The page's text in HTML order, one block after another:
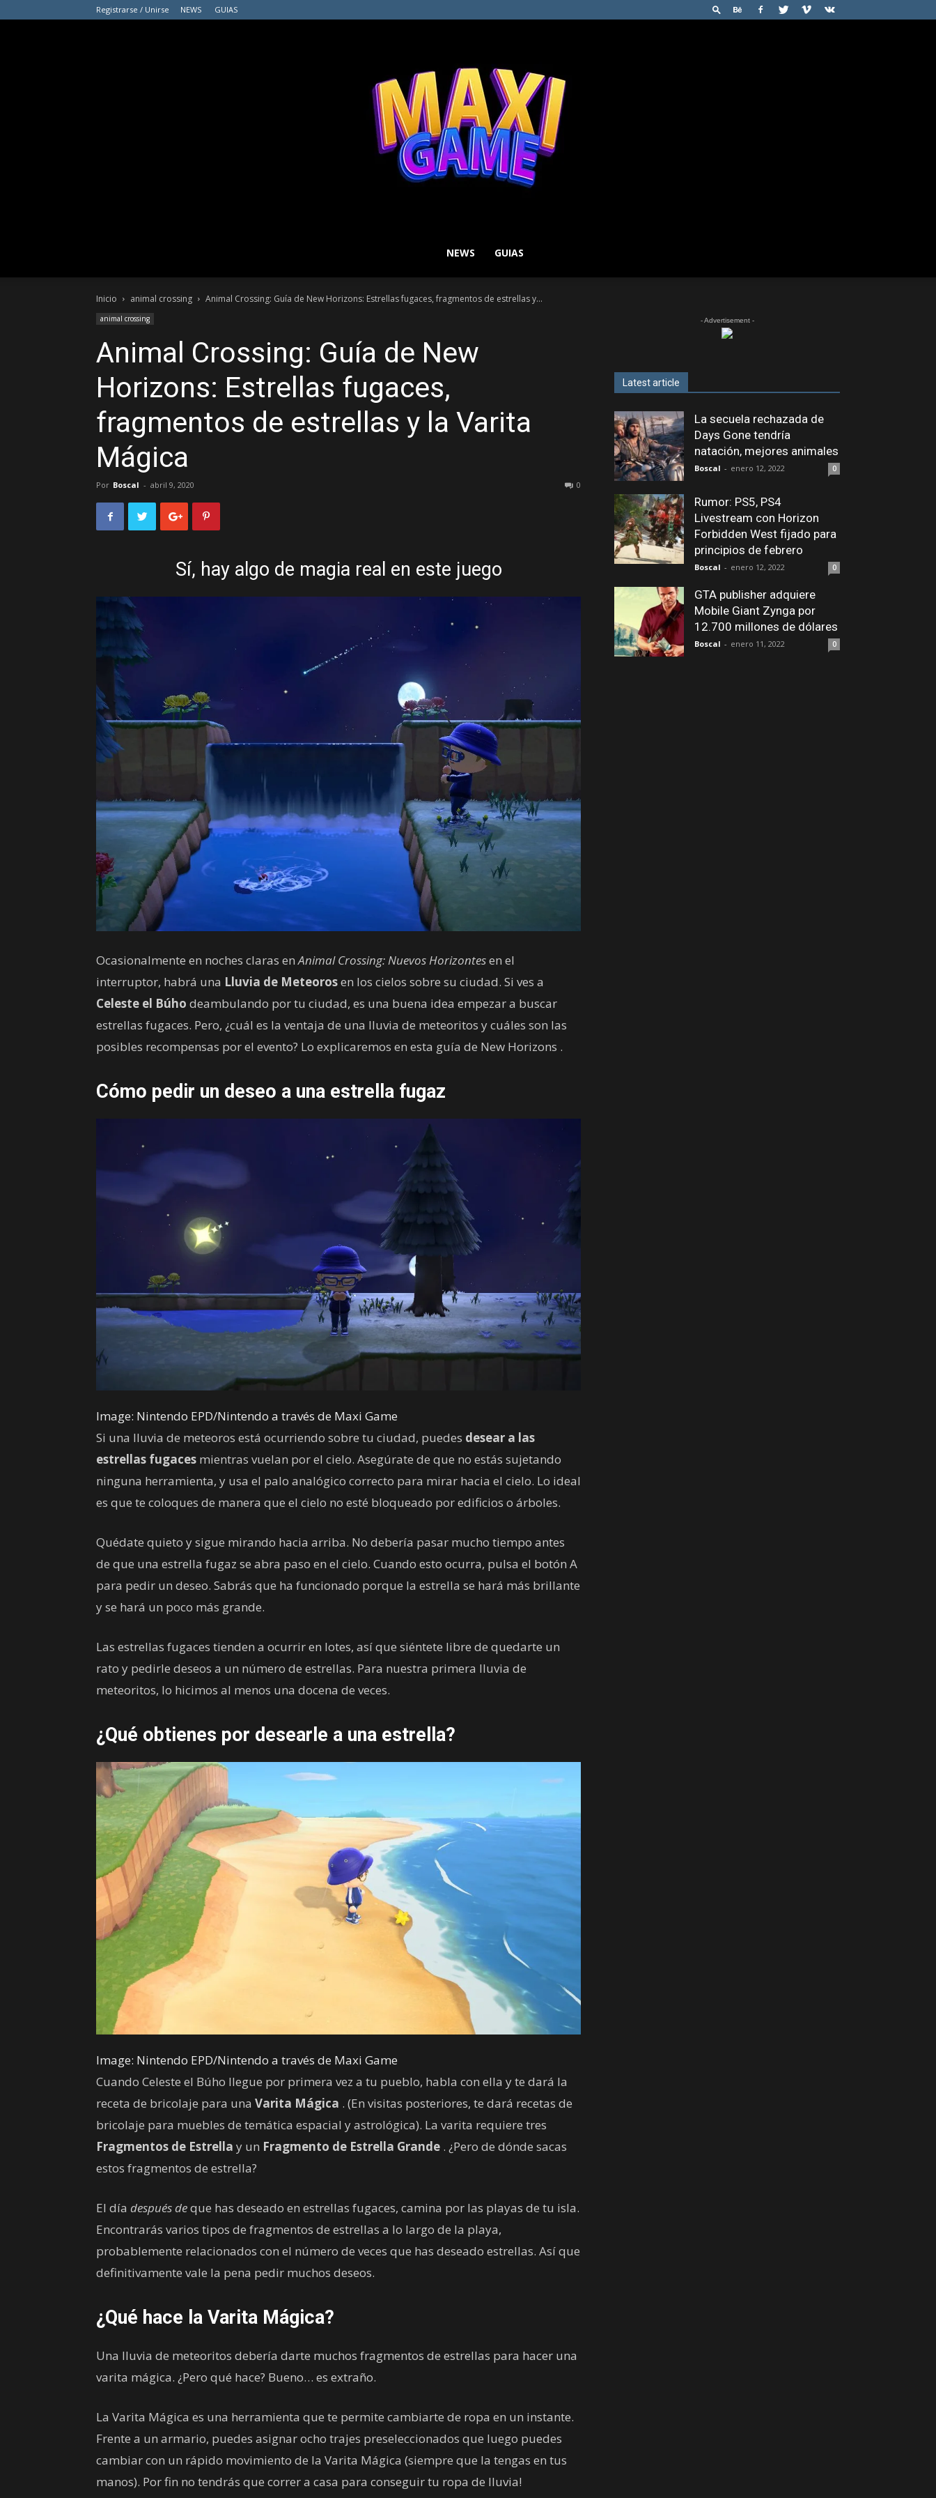
Registrarse / Unirse NEWS GUIAS
GAME
NEWS GUIAS
Inicio animal crossing Animal Crossing: Guía de New Horizons: Estrellas fugaces, fragmentos de estrellas y...
animal crossing
Animal Crossing: Guía de New
Horizons: Estrellas fugaces,
fragmentos de estrellas y la Varita
Mágica
Por Boscal - abril 9, 2020 0
Sí, hay algo de magia real en este juego
Ocasionalmente en noches claras enAnimal Crossing: Nuevos Horizontesen el
interruptor, habrá una Lluvia de Meteorosen los cielos sobre su ciudad. Si ves a
Celeste el Búho deambulando por tu ciudad, es una buena idea empezar a buscar
estrellas fugaces. Pero, ¿cuál es la ventaja de una lluvia de meteoritos y cuáles son las
posibles recompensas por el evento? Lo explicaremos en esta guía de New Horizons .
Cómo pedir un deseo a una estrella fugaz
Image: Nintendo EPD/Nintendo a través de Maxi Game
Si una lluvia de meteoros está ocurriendo sobre tu ciudad, puedes desear a las
estrellas fugaces mientras vuelan por el cielo. Asegúrate de que no estás sujetando
ninguna herramienta, y usa el palo analógico correcto para mirar hacia el cielo. Lo ideal
es que te coloques de manera que el cielo no esté bloqueado por edificios o árboles.
Quédate quieto y sigue mirando hacia arriba. No debería pasar mucho tiempo antes
de que una estrella fugaz se abra paso en el cielo. Cuando esto ocurra, pulsa el botón A
para pedir un deseo. Sabrás que ha funcionado porque la estrella se hará más brillante
y se hará un poco más grande.
Las estrellas fugaces tienden a ocurrir en lotes, así que siéntete libre de quedarte un
rato y pedirle deseos a un número de estrellas. Para nuestra primera lluvia de
meteoritos, lo hicimos al menos una docena de veces.
¿Qué obtienes por desearle a una estrella?
Image: Nintendo EPD/Nintendo a través de Maxi Game
Cuando Celeste el Búho llegue por primera vez a tu pueblo, habla con ella y te dará la
receta de bricolaje para una Varita Mágica . (En visitas posteriores, te dará recetas de
bricolaje para muebles de temática espacial y astrológica). La varita requiere tres
Fragmentos de Estrella y un Fragmento de Estrella Grande . ¿Pero de dónde sacas
estos fragmentos de estrella?
El día después deque has deseado en estrellas fugaces, camina por las playas de tu isla.
Encontrarás varios tipos de fragmentos de estrellas a lo largo de la playa,
probablemente relacionados con el número de veces que has deseado estrellas. Así que
definitivamente vale la pena pedir muchos deseos.
¿Qué hace la Varita Mágica?
Una lluvia de meteoritos debería darte muchos fragmentos de estrellas para hacer una
varita mágica. ¿Pero qué hace? Bueno… es extraño.
La Varita Mágica es una herramienta que te permite cambiarte de ropa en un instante.
Frente a un armario, puedes asignar ocho trajes preseleccionados que luego puedes
cambiar con un rápido movimiento de la Varita Mágica (siempre que la tengas en tus
manos). Por fin no tendrás que correr a casa para conseguir tu ropa de lluvia!
- Advertisement -
Latest article
La secuela rechazada de
Days Gone tendría
natación, mejores animales
Boscal - enero 12, 2022 0
Rumor: PS5, PS4
Livestream con Horizon
Forbidden West fijado para
principios de febrero
Boscal - enero 12, 2022 0
GTA publisher adquiere
Mobile Giant Zynga por
12.700 millones de dólares
Boscal - enero 11, 2022 0